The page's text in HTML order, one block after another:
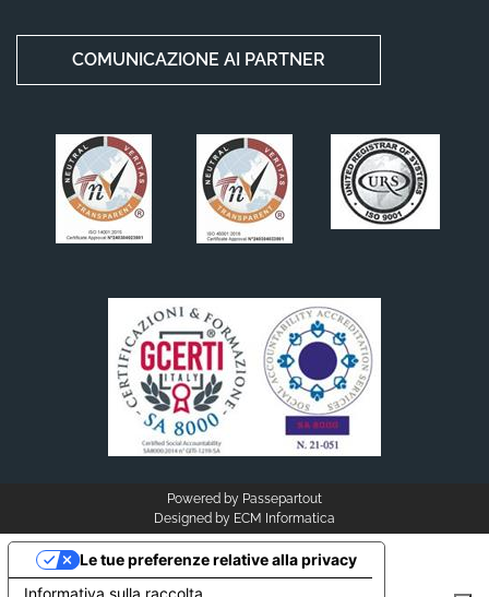
COMUNICAZIONE AI PARTNER
Powered by Passepartout
Designed by ECM Informatica
Informativa sulla raccolta
Le tue preferenze relative alla privacy